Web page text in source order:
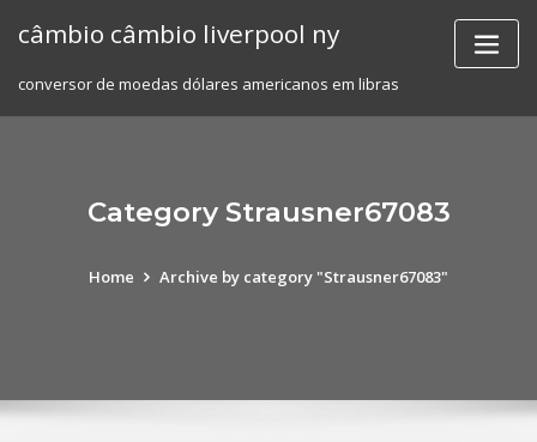
câmbio câmbio liverpool ny
conversor de moedas dólares americanos em libras
Category Strausner67083
Home Archive by category "Strausner67083"